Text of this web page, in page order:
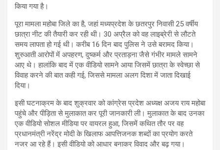
किया गया है।
पूरा मामला महोबा जिले का है, जहां मध्यप्रदेश के छतरपुर निवासी 25 वर्षीय
छात्रा नीट की तैयारी कर रही थी। 30 अप्रैल को वह लाइब्रेरी से लौटते
समय लापता हो गई थी। करीब 16 दिन बाद पुलिस ने उसे बरामद किया।
शुरुआती आरोपों में अपहरण, दुष्कर्म और प्रताड़ना जैसे गंभीर मामले सामने
आए थे। हालांकि बाद में एक वीडियो सामने आया जिसमें छात्रा के स्वेच्छा से
विवाह करने की बात कही गई, जिससे मामला अलग दिशा में जाता दिखाई
दिया।
इसी घटनाक्रम के बाद शुक्रवार को कांग्रेस प्रदेश अध्यक्ष अजय राय महोबा
पहुंचे और पीड़िता से मुलाकात कर पूरी जानकारी ली। मुलाकात के बाद उनका
एक वीडियो सोशल मीडिया पर वायरल हुआ, जिसमें कथित तौर पर वह
प्रधानमंत्री नरेंद्र मोदी के खिलाफ आपत्तिजनक शब्दों का प्रयोग करते
नजर आ रहे हैं। इसी वीडियो को आधार बनाकर विवाद और बढ़ गया।